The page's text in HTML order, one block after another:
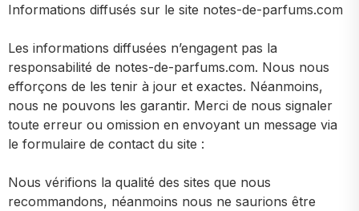
Informations diffusés sur le site notes-de-parfums.com
Les informations diffusées n’engagent pas la
responsabilité de notes-de-parfums.com. Nous nous
efforçons de les tenir à jour et exactes. Néanmoins,
nous ne pouvons les garantir. Merci de nous signaler
toute erreur ou omission en envoyant un message via
le formulaire de contact du site :
Nous vérifions la qualité des sites que nous
recommandons, néanmoins nous ne saurions être